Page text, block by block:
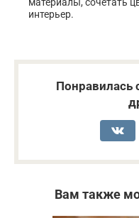
материалы, сочетать
интерьер.
Понравилась
Вам также